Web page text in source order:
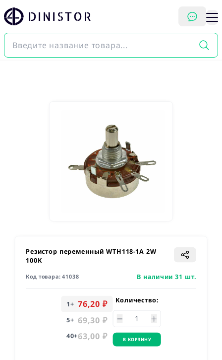
DINISTOR
Резистор переменный WTH118-1A 2W
100K
Код товара:41038 В наличии 31 шт.
1+ 76,20 ₽
5+ 69,30 ₽
40+63,00 ₽
Количество:
В КОРЗИНУ